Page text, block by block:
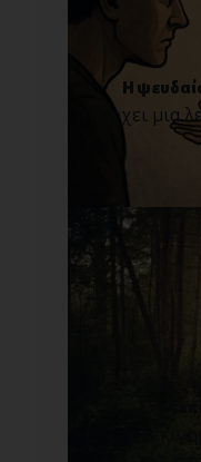
Η
Υπάρχει μια
Στο
Στο